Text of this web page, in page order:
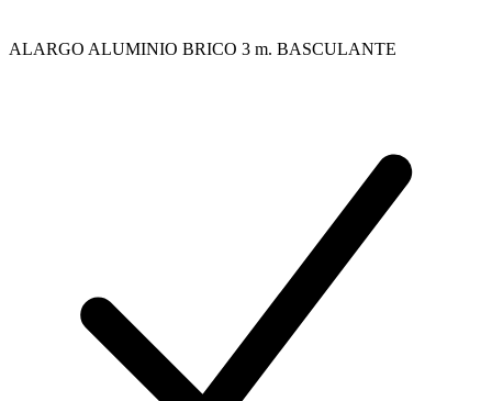
ALARGO ALUMINIO BRICO 3 m. BASCULANTE